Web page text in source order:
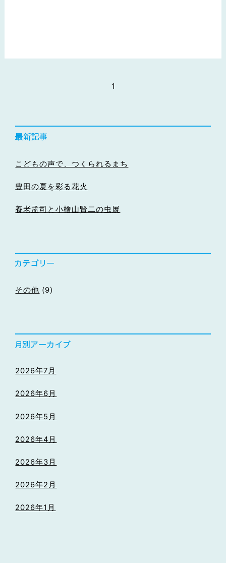
1
こどもの声で、つくられるまち
豊田の夏を彩る花火
養老孟司と小檜山賢二の虫展
その他 (9)
2026年7月
2026年6月
2026年5月
2026年4月
2026年3月
2026年2月
2026年1月